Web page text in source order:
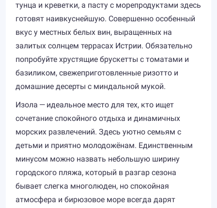
тунца и креветки, а пасту с морепродуктами здесь
готовят наивкуснейшую. Совершенно особенный
вкус у местных белых вин, выращенных на
залитых солнцем террасах Истрии. Обязательно
попробуйте хрустящие брускетты с томатами и
базиликом, свежеприготовленные ризотто и
домашние десерты с миндальной мукой.
Изола — идеальное место для тех, кто ищет
сочетание спокойного отдыха и динамичных
морских развлечений. Здесь уютно семьям с
детьми и приятно молодожёнам. Единственным
минусом можно назвать небольшую ширину
городского пляжа, который в разгар сезона
бывает слегка многолюден, но спокойная
атмосфера и бирюзовое море всегда дарят